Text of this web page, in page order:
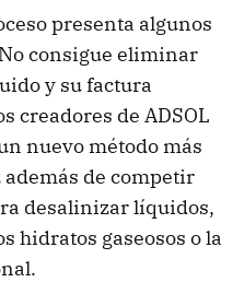
presenta algunos
consigue eliminar
y su factura
creadores de ADSOL
nuevo método más
además de competir
desalinizar líquidos,
hidratos gaseosos o la